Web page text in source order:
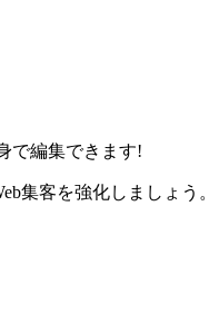
で編集できます!
集客を強化しましょう。